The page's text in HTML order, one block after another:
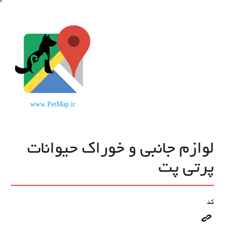
www.PetMap.ir
لوازم جانبی و خوراک حیوانات
پرتی پت
کد